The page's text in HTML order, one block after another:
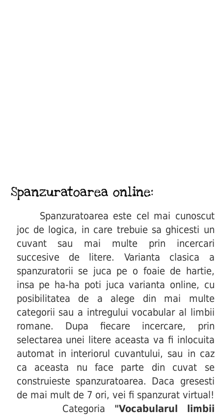
Spanzuratoarea online:
Spanzuratoarea este cel mai cunoscut
joc de logica, in care trebuie sa ghicesti un
cuvant sau mai multe prin incercari
succesive de litere. Varianta clasica a
spanzuratorii se juca pe o foaie de hartie,
insa pe ha-ha poti juca varianta online, cu
posibilitatea de a alege din mai multe
categorii sau a intregului vocabular al limbii
romane. Dupa fiecare incercare, prin
selectarea unei litere aceasta va fi inlocuita
automat in interiorul cuvantului, sau in caz
ca aceasta nu face parte din cuvat se
construieste spanzuratoarea. Daca gresesti
de mai mult de 7 ori, vei fi spanzurat virtual!
Categoria "Vocabularul limbii